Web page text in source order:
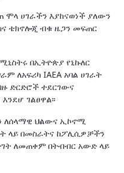
ሞላ ሀገራችን እያከናወነች ያለውን
ቴክኖሎጂ ብቁ ዜጋን መፍጠር
በኢትዮጵያ የኒኩለር
ለአፍሪካ IAEA አባል ሀገራት
ድርድሮች ተደርገውና
ገልፀዋል፡፡
ለሰላማዊ ህልውና ኢኮኖሚ
ላይ በመስራትና ከፖሊሲዎቻችን
ለመጠቀም በትብብር አውድ ላይ